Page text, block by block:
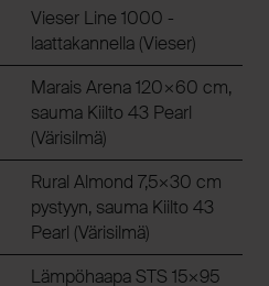
Vieser Line 1000 -
laattakannella (Vieser)
Marais Arena 120×60 cm,
sauma Kiilto 43 Pearl
(Värisilmä)
Rural Almond 7,5×30 cm
pystyyn, sauma Kiilto 43
Pearl (Värisilmä)
Lämpöhaapa STS 15×95